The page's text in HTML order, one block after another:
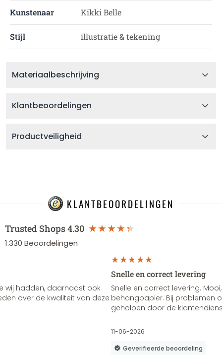
Kunstenaar Kikki Belle
Stijl illustratie & tekening
Materiaalbeschrijving
Klantbeoordelingen
Productveiligheid
KLANTBEOORDELINGEN
Trusted Shops4.30
1.330 Beoordelingen
wij hadden, daarnaast ook
over de kwaliteit van deze
Snelle en correct levering
Snelle en correct levering.
behangpapier. Bij problemen
geholpen door de
11-06-2026
Geverifieerde beoordeling